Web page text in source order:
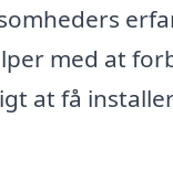
med at
at få